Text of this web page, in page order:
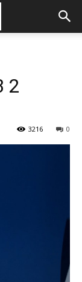
2
0
3216